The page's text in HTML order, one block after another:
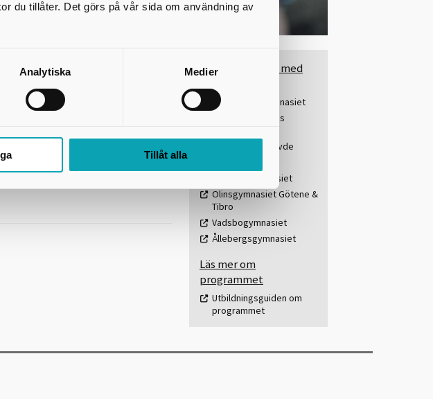
du tillåter. Det görs på vår sida om användning av
Analytiska Medier
Tillåt alla
(BF)
och andras välmående är viktigt? På
Gymnasieskolor med
De la Gardiegymnasiet
Drottning Blankas
Gymnasium Skövde
Lagmansgymnasiet
Olinsgymnasiet Götene &
Tibro
Vadsbogymnasiet
Ållebergsgymnasiet
Läs mer om
programmet
Utbildningsguiden om
programmet